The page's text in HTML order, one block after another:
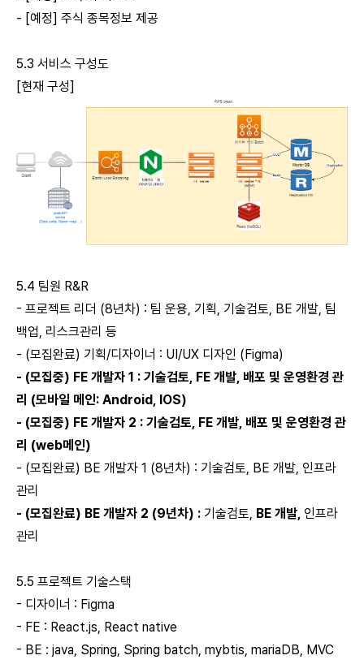
- [예정] 주식 종목정보 제공
5.3 서비스 구성도
[현재 구성]
5.4 팀원 R&R
- 프로젝트 리더 (8년차) : 팀 운용, 기획, 기술검토, BE 개발, 팀
백업, 리스크관리 등
- (모집완료) 기획/디자이너 : UI/UX 디자인 (Figma)
- (모집중) FE 개발자 1 : 기술검토, FE 개발, 배포 및 운영환경 관
리 (모바일 메인: Android, IOS)
- (모집중) FE 개발자 2 : 기술검토, FE 개발, 배포 및 운영환경 관
리 (web메인)
- (모집완료) BE 개발자 1 (8년차) : 기술검토, BE 개발, 인프라
관리
- (모집완료) BE 개발자 2 (9년차) : 기술검토, BE 개발, 인프라
관리
5.5 프로젝트 기술스택
- 디자이너 : Figma
- FE : React.js, React native
- BE : java, Spring, Spring batch, mybtis, mariaDB, MVC